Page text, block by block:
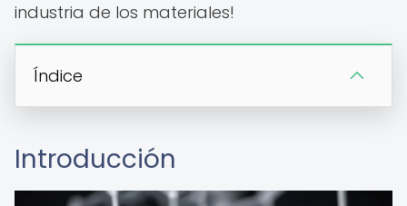
industria de los materiales!
Índice
Introducción